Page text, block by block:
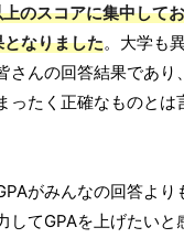
のスコアに集中して
なりました。大学も
さんの回答結果であり
ったく正確なものとは
がみんなの回答より
してGPAを上げたいと